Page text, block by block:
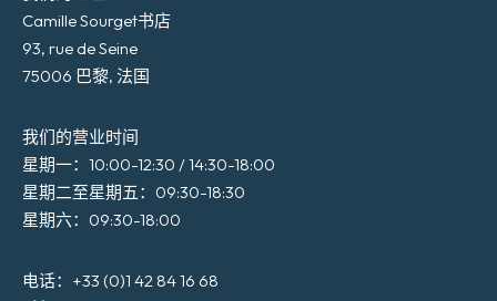
Camille Sourget书店
93, rue de Seine
75006 巴黎, 法国
我们的营业时间
星期一：10:00-12:30 / 14:30-18:00
星期二至星期五：09:30-18:30
星期六：09:30-18:00
电话：+33 (0)1 42 84 16 68